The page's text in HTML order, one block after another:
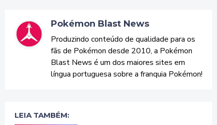
Pokémon Blast News
Produzindo conteúdo de qualidade para os
fãs de Pokémon desde 2010, a Pokémon
Blast News é um dos maiores sites em
língua portuguesa sobre a franquia Pokémon!
LEIA TAMBÉM: